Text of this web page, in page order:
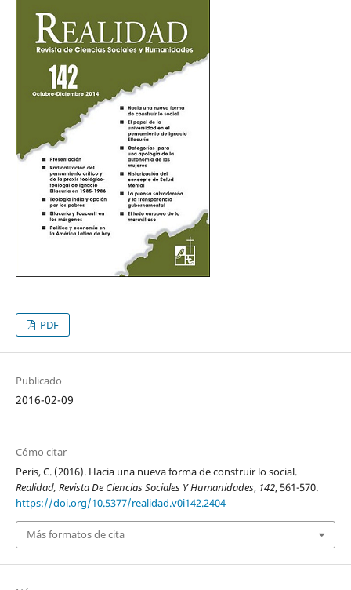
PDF
Publicado
2016-02-09
Cómo citar
Peris, C. (2016). Hacia una nueva forma de construir lo social.
Realidad, Revista De Ciencias Sociales Y Humanidades, 142, 561-570.
https://doi.org/10.5377/realidad.v0i142.2404
Más formatos de cita